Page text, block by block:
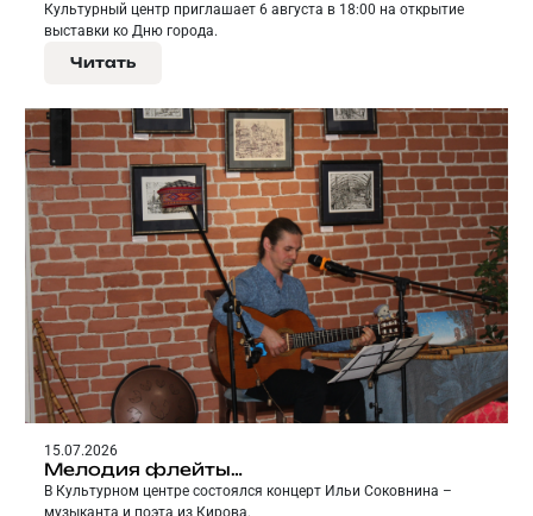
Культурный центр приглашает 6 августа в 18:00 на открытие
выставки ко Дню города.
Читать
15.07.2026
Мелодия флейты…
В Культурном центре состоялся концерт Ильи Соковнина –
музыканта и поэта из Кирова.